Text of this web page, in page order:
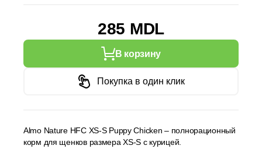
285 MDL
В корзину
Покупка в один клик
Almo Nature HFC XS-S Puppy Chicken – полнорационный
корм для щенков размера XS-S с курицей.